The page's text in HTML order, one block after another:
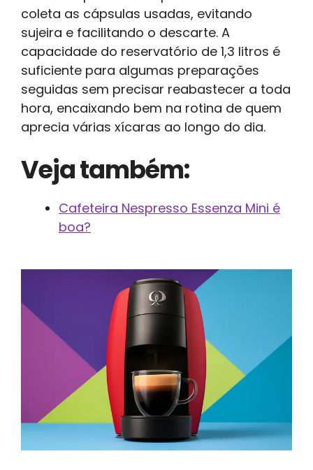
coleta as cápsulas usadas, evitando
sujeira e facilitando o descarte. A
capacidade do reservatório de 1,3 litros é
suficiente para algumas preparações
seguidas sem precisar reabastecer a toda
hora, encaixando bem na rotina de quem
aprecia várias xícaras ao longo do dia.
Veja também:
Cafeteira Nespresso Essenza Mini é
boa?